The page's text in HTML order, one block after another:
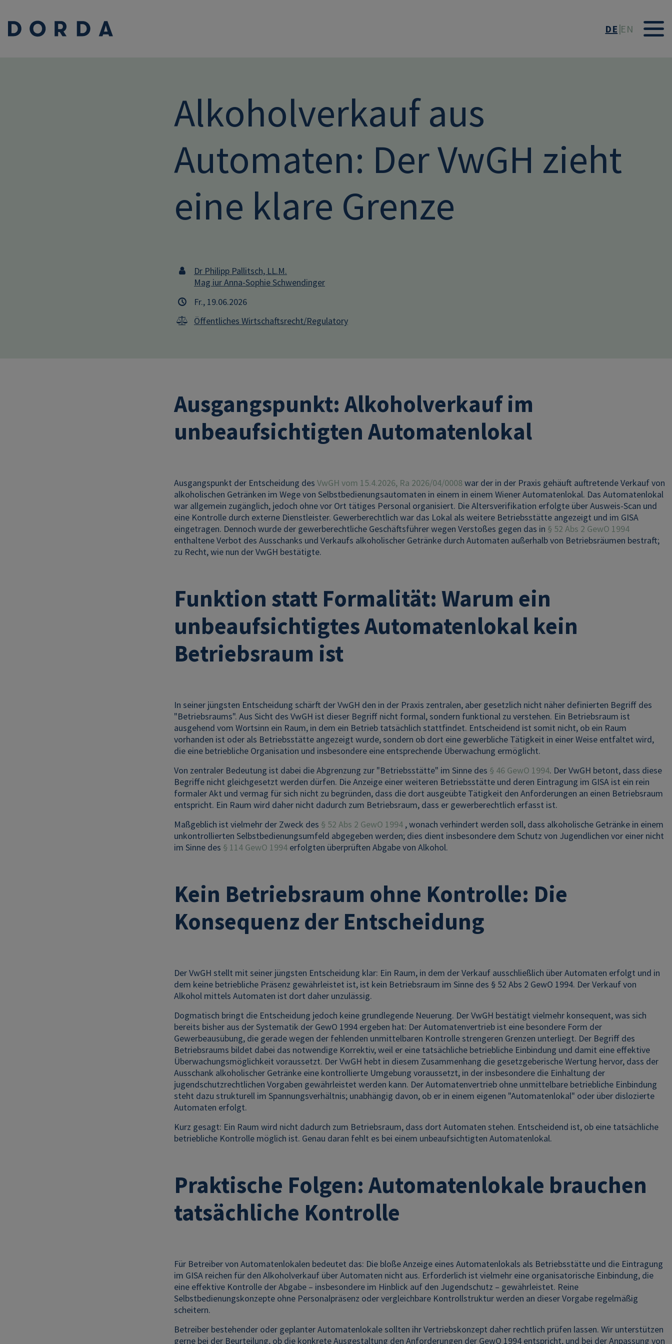
DE EN
Alkoholverkauf aus
Automaten: Der VwGH zieht
eine klare Grenze
Dr Philipp Pallitsch, LL.M.
Mag iur Anna-Sophie Schwendinger
Fr., 19.06.2026
Öffentliches Wirtschaftsrecht/Regulatory
Ausgangspunkt: Alkoholverkauf im
unbeaufsichtigten Automatenlokal
Ausgangspunkt der Entscheidung des VwGH vom 15.4.2026, Ra 2026/04/0008war der in der Praxis gehäuft auftretende Verkauf von
alkoholischen Getränken im Wege von Selbstbedienungsautomaten in einem in einem Wiener Automatenlokal. Das Automatenlokal
war allgemein zugänglich, jedoch ohne vor Ort tätiges Personal organisiert. Die Altersverifikation erfolgte über Ausweis-Scan und
eine Kontrolle durch externe Dienstleister. Gewerberechtlich war das Lokal als weitere Betriebsstätte angezeigt und im GISA
eingetragen. Dennoch wurde der gewerberechtliche Geschäftsführer wegen Verstoßes gegen das in § 52 Abs 2 GewO 1994
enthaltene Verbot des Ausschanks und Verkaufs alkoholischer Getränke durch Automaten außerhalb von Betriebsräumen bestraft;
zu Recht, wie nun der VwGH bestätigte.
Funktion statt Formalität: Warum ein
unbeaufsichtigtes Automatenlokal kein
Betriebsraum ist
In seiner jüngsten Entscheidung schärft der VwGH den in der Praxis zentralen, aber gesetzlich nicht näher definierten Begriff des
"Betriebsraums". Aus Sicht des VwGH ist dieser Begriff nicht formal, sondern funktional zu verstehen. Ein Betriebsraum ist
ausgehend vom Wortsinn ein Raum, in dem ein Betrieb tatsächlich stattfindet. Entscheidend ist somit nicht, ob ein Raum
vorhanden ist oder als Betriebsstätte angezeigt wurde, sondern ob dort eine gewerbliche Tätigkeit in einer Weise entfaltet wird,
die eine betriebliche Organisation und insbesondere eine entsprechende Überwachung ermöglicht.
Von zentraler Bedeutung ist dabei die Abgrenzung zur "Betriebsstätte" im Sinne des § 46 GewO 1994. Der VwGH betont, dass diese
Begriffe nicht gleichgesetzt werden dürfen. Die Anzeige einer weiteren Betriebsstätte und deren Eintragung im GISA ist ein rein
formaler Akt und vermag für sich nicht zu begründen, dass die dort ausgeübte Tätigkeit den Anforderungen an einen Betriebsraum
entspricht. Ein Raum wird daher nicht dadurch zum Betriebsraum, dass er gewerberechtlich erfasst ist.
Maßgeblich ist vielmehr der Zweck des § 52 Abs 2 GewO 1994 , wonach verhindert werden soll, dass alkoholische Getränke in einem
unkontrollierten Selbstbedienungsumfeld abgegeben werden; dies dient insbesondere dem Schutz von Jugendlichen vor einer nicht
im Sinne des § 114 GewO 1994 erfolgten überprüften Abgabe von Alkohol.
Kein Betriebsraum ohne Kontrolle: Die
Konsequenz der Entscheidung
Der VwGH stellt mit seiner jüngsten Entscheidung klar: Ein Raum, in dem der Verkauf ausschließlich über Automaten erfolgt und in
dem keine betriebliche Präsenz gewährleistet ist, ist kein Betriebsraum im Sinne des § 52 Abs 2 GewO 1994. Der Verkauf von
Alkohol mittels Automaten ist dort daher unzulässig.
Dogmatisch bringt die Entscheidung jedoch keine grundlegende Neuerung. Der VwGH bestätigt vielmehr konsequent, was sich
bereits bisher aus der Systematik der GewO 1994 ergeben hat: Der Automatenvertrieb ist eine besondere Form der
Gewerbeausübung, die gerade wegen der fehlenden unmittelbaren Kontrolle strengeren Grenzen unterliegt. Der Begriff des
Betriebsraums bildet dabei das notwendige Korrektiv, weil er eine tatsächliche betriebliche Einbindung und damit eine effektive
Überwachungsmöglichkeit voraussetzt. Der VwGH hebt in diesem Zusammenhang die gesetzgeberische Wertung hervor, dass der
Ausschank alkoholischer Getränke eine kontrollierte Umgebung voraussetzt, in der insbesondere die Einhaltung der
jugendschutzrechtlichen Vorgaben gewährleistet werden kann. Der Automatenvertrieb ohne unmittelbare betriebliche Einbindung
steht dazu strukturell im Spannungsverhältnis; unabhängig davon, ob er in einem eigenen "Automatenlokal" oder über dislozierte
Automaten erfolgt.
Kurz gesagt: Ein Raum wird nicht dadurch zum Betriebsraum, dass dort Automaten stehen. Entscheidend ist, ob eine tatsächliche
betriebliche Kontrolle möglich ist. Genau daran fehlt es bei einem unbeaufsichtigten Automatenlokal.
Praktische Folgen: Automatenlokale brauchen
tatsächliche Kontrolle
Für Betreiber von Automatenlokalen bedeutet das: Die bloße Anzeige eines Automatenlokals als Betriebsstätte und die Eintragung
im GISA reichen für den Alkoholverkauf über Automaten nicht aus. Erforderlich ist vielmehr eine organisatorische Einbindung, die
eine effektive Kontrolle der Abgabe – insbesondere im Hinblick auf den Jugendschutz – gewährleistet. Reine
Selbstbedienungskonzepte ohne Personalpräsenz oder vergleichbare Kontrollstruktur werden an dieser Vorgabe regelmäßig
scheitern.
Betreiber bestehender oder geplanter Automatenlokale sollten ihr Vertriebskonzept daher rechtlich prüfen lassen. Wir unterstützen
gerne bei der Beurteilung, ob die konkrete Ausgestaltung den Anforderungen der GewO 1994 entspricht, und bei der Anpassung von